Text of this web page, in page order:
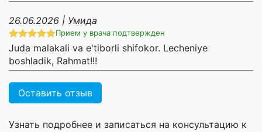
26.06.2026 | Умида
Прием у врача подтвержден
Juda malakali va e'tiborli shifokor. Lecheniye
boshladik, Rahmat!!!
Оставить отзыв
Узнать подробнее и записаться на консультацию к